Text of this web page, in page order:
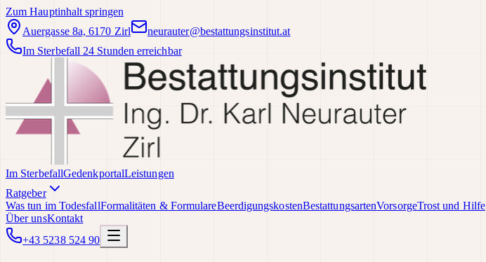
Zum Hauptinhalt springen
Auergasse 8a, 6170 Zirl
neurauter@bestattungsinstitut.at
Im Sterbefall 24 Stunden erreichbar
Im SterbefallGedenkportalLeistungen
Ratgeber
Was tun im TodesfallFormalitäten & FormulareBeerdigungskostenBestattungsartenVorsorgeTrost und Hilfe
Über unsKontakt
+43 5238 524 90